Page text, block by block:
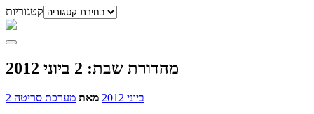
קטגוריות
מהדורת שבת: 2 ביוני 2012
2 ביוני 2012 מאת מערכת סריטה